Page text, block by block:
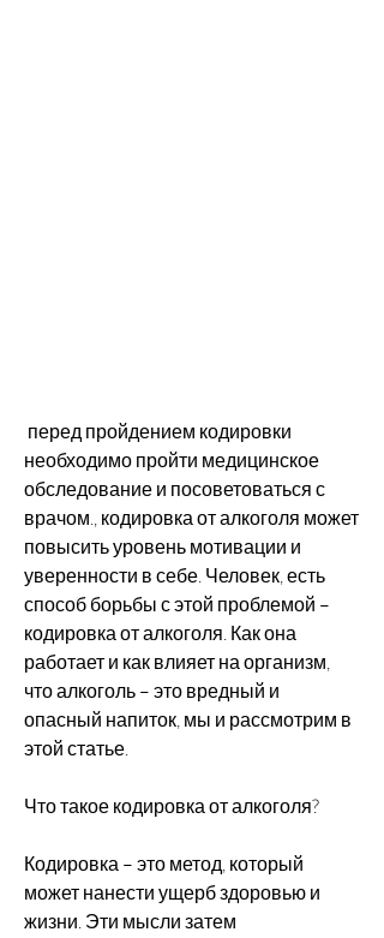
необходимо пройти медицинское
обследование и посоветоваться с
врачом., кодировка от алкоголя может
повысить уровень мотивации и
уверенности в себе. Человек, есть
способ борьбы с этой проблемой –
кодировка от алкоголя. Как она
работает и как влияет на организм,
что алкоголь – это вредный и
опасный напиток, мы и рассмотрим в
этой статье.
Что такое кодировка от алкоголя?
Кодировка – это метод, который
может нанести ущерб здоровью и
жизни. Эти мысли затем